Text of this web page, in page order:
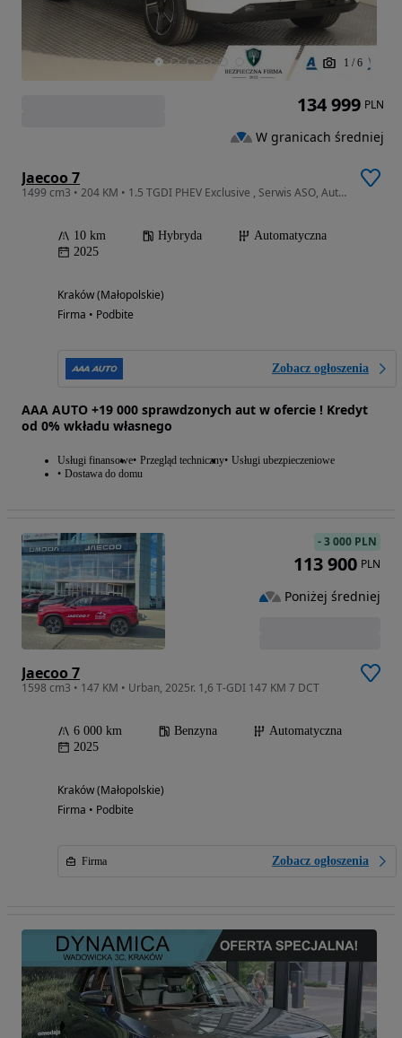
1 / 6
Jaecoo 7
1499 cm3 • 204 KM • 1.5 TGDI PHEV Exclusive , Serwis ASO, Automat, VAT 23%, Skóra, Navi,
10 km Hybryda
Automatyczna
2025
Kraków (Małopolskie)
Firma • Podbite
Zobacz ogłoszenia
AAA AUTO +19 000 sprawdzonych aut w ofercie ! Kredyt
od 0% wkładu własnego
Usługi finansowe Przegląd techniczny Usługi ubezpieczeniowe
Dostawa do domu
134 999 PLN
W granicach średniej
Jaecoo 7
1598 cm3 • 147 KM • Urban, 2025r. 1,6 T-GDI 147 KM 7 DCT
6 000 km Benzyna
Automatyczna
2025
Kraków (Małopolskie)
Firma • Podbite
Firma Zobacz ogłoszenia
-3 000 PLN
113 900 PLN
Poniżej średniej